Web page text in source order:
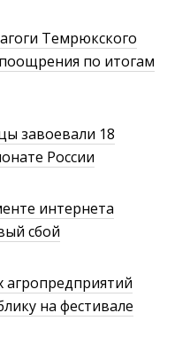
Темрюкского
по итогам
завоевали 18
России
интернета
сбой
агропредприятий
на фестивале